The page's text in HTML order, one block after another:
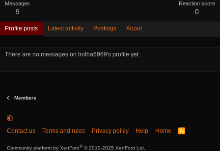
Messages
9
Reaction score
0
Profile posts Latest activity Postings About
There are no messages on trolha6969's profile yet.
Members
Contact us Terms and rules Privacy policy Help Home
R
Community platform by XenForo® © 2010-2025 XenForo Ltd.